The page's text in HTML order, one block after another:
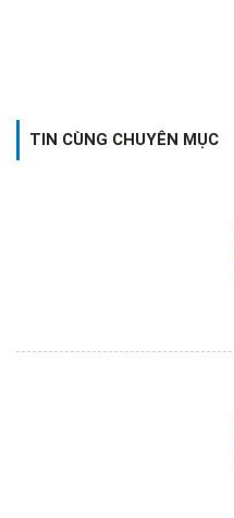
TIN CÙNG CHUYÊN MỤC